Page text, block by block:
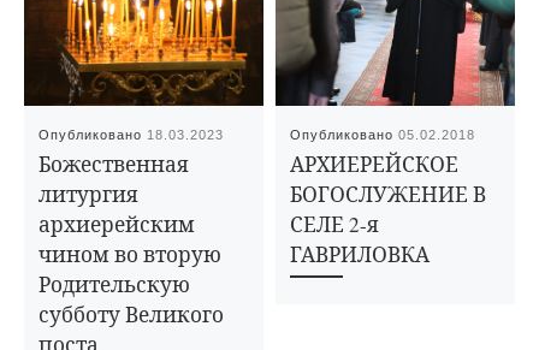
Опубликовано 18.03.2023
Божественная
литургия
архиерейским
чином во вторую
Родительскую
субботу Великого
Опубликовано05.02.2018
АРХИЕРЕЙСКОЕ
БОГОСЛУЖЕНИЕ В
СЕЛЕ 2-я
ГАВРИЛОВКА